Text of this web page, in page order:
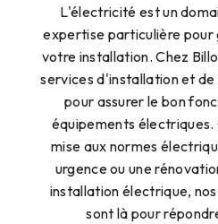
L'électricité est un
expertise particulière pour
votre installation. Chez
services d'installation et
pour assurer le bon
équipements électriques.
mise aux normes
urgence ou une
installation électrique,
sont là pour